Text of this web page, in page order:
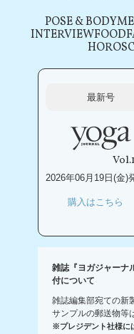
POSE & BODY
INTERVIEWFOOD
最新号
2026年06月19日(金)
購入はこちら
雑誌『ヨガジャーナ
付について
雑誌編集部宛ての新
サンプルの郵送物等
※プレジデント社様に